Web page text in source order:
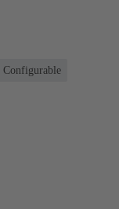
Configurable